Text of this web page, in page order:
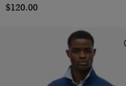
$120.00